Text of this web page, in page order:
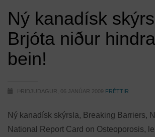
Ný kanadísk
Brjóta niður
bein!
ÞRIÐJUDAGUR, 06 JANÚAR 2009 FRÉTTIR
Ný kanadísk skýrsla, Breaking Barriers,
National Report Card on Osteoporosis,